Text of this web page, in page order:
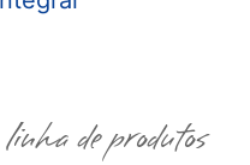
de produtos